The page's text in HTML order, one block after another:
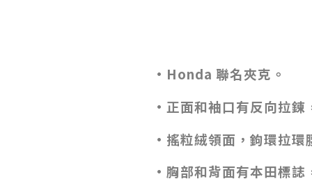
·Honda 聯名夾克。
·正面和袖口有反向拉鍊
·搖粒絨領面，鉤環拉環
·胸部和背面有本田標